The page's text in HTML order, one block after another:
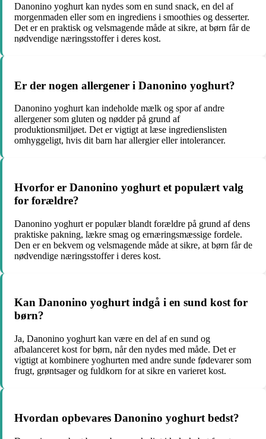
Danonino yoghurt kan nydes som en sund snack, en del af
morgenmaden eller som en ingrediens i smoothies og desserter.
Det er en praktisk og velsmagende måde at sikre, at børn får de
nødvendige næringsstoffer i deres kost.
Er der nogen allergener i Danonino yoghurt?
Danonino yoghurt kan indeholde mælk og spor af andre
allergener som gluten og nødder på grund af
produktionsmiljøet. Det er vigtigt at læse ingredienslisten
omhyggeligt, hvis dit barn har allergier eller intolerancer.
Hvorfor er Danonino yoghurt et populært valg
for forældre?
Danonino yoghurt er populær blandt forældre på grund af dens
praktiske pakning, lækre smag og ernæringsmæssige fordele.
Den er en bekvem og velsmagende måde at sikre, at børn får de
nødvendige næringsstoffer i deres kost.
Kan Danonino yoghurt indgå i en sund kost for
børn?
Ja, Danonino yoghurt kan være en del af en sund og
afbalanceret kost for børn, når den nydes med måde. Det er
vigtigt at kombinere yoghurten med andre sunde fødevarer som
frugt, grøntsager og fuldkorn for at sikre en varieret kost.
Hvordan opbevares Danonino yoghurt bedst?